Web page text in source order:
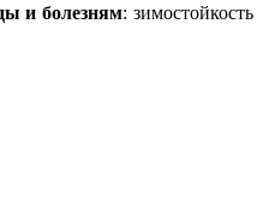
и болезням: зимостойкость